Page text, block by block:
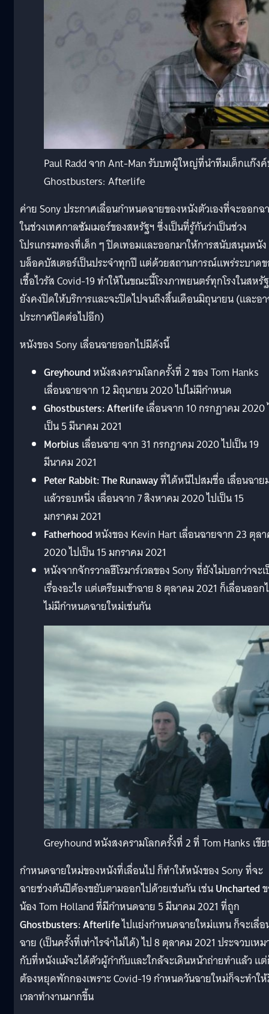
Paul Radd จาก Ant-Man รับบทผู้ใหญ่ที่นำทีมเด็กแก๊ง
Ghostbusters: Afterlife
ค่าย Sony ประกาศเลื่อนกำหนดฉายของหนังตัวเองที่จะออกฉ
ในช่วงเทศกาลซัมเมอร์ของสหรัฐฯ ซึ่งเป็นที่รู้กันว่าเป็นช่วง
โปรแกรมทองที่เด็ก ๆ ปิดเทอมและออกมาให้การสนับสนุนหนัง
บล็อคบัสเตอร์เป็นประจำทุกปี แต่ด้วยสถานการณ์แพร่ระบาด
เชื้อไวรัส Covid-19 ทำให้ในขณะนี้โรงภาพยนตร์ทุกโรงในสหรั
ยังคงปิดให้บริการและจะปิดไปจนถึงสิ้นเดือนมิถุนายน (และอ
ประกาศปิดต่อไปอีก)
หนังของ Sony เลื่อนฉายออกไปมีดังนี้
Greyhoundหนังสงครามโลกครั้งที่ 2 ของ Tom Hanks
เลื่อนฉายจาก 12 มิถุนายน 2020 ไปไม่มีกำหนด
Ghostbusters: Afterlifeเลื่อนจาก 10 กรกฏาคม 2020
เป็น 5 มีนาคม 2021
Morbius เลื่อนฉาย จาก 31 กรกฎาคม 2020 ไปเป็น 19
มีนาคม 2021
Peter Rabbit: The Runawayที่ได้หนีไปสมชื่อ เลื่อนฉาย
แล้วรอบหนึ่ง เลื่อนจาก 7 สิงหาคม 2020 ไปเป็น 15
มกราคม 2021
Fatherhoodหนังของ Kevin Hart เลื่อนฉายจาก 23 ตุล
2020 ไปเป็น 15 มกราคม 2021
หนังจากจักรวาลฮีโรมาร์เวลของ Sony ที่ยังไม่บอกว่าจะ
เรื่องอะไร แต่เตรียมเข้าฉาย 8 ตุลาคม 2021 ก็เลื่อนออก
ไม่มีกำหนดฉายใหม่เช่นกัน
Greyhound หนังสงครามโลกครั้งที่ 2 ที่ Tom Hanks เขี
กำหนดฉายใหม่ของหนังที่เลื่อนไป ก็ทำให้หนังของ Sony ที่จะ
ฉายช่วงต้นปีต้องขยับตามออกไปด้วยเช่นกัน เช่นUncharted
น้อง Tom Holland ที่มีกำหนดฉาย 5 มีนาคม 2021 ที่ถูก
Ghostbusters: Afterlifeไปแย่งกำหนดฉายใหม่แทน ก็จะเลื่อ
ฉาย (เป็นครั้งที่เท่าไรจำไม่ได้) ไป 8 ตุลาคม 2021 ประจวบเหม
กับที่หนังแม้จะได้ตัวผู้กำกับและใกล้จะเดินหน้าถ่ายทำแล้ว แ
ต้องหยุดพักกองเพราะ Covid-19 กำหนดวันฉายใหม่ก็จะทำใ
เวลาทำงานมากขึ้น